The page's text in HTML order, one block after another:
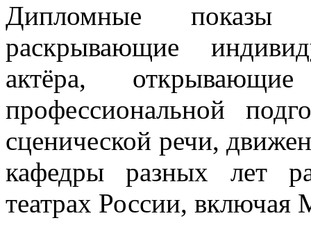
Дипломные показы
раскрывающие
актёра,
профессиональной
сценической речи,
кафедры разных лет
театрах России, включая